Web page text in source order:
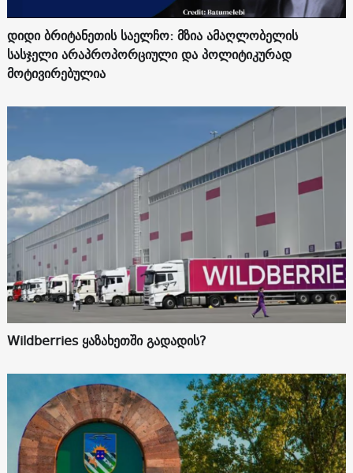
დიდი ბრიტანეთის საელჩო: მზია ამაღლობელის
სასჯელი არაპროპორციული და პოლიტიკურად
მოტივირებულია
Wildberries ყაზახეთში გადადის?